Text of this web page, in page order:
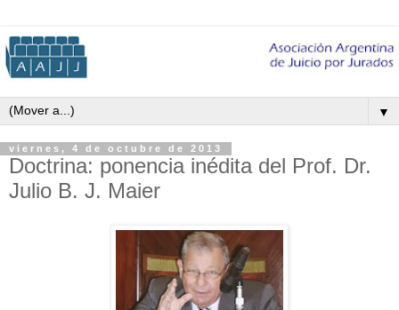
▼
viernes, 4 de octubre de 2013
Doctrina: ponencia inédita del Prof. Dr.
Julio B. J. Maier